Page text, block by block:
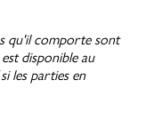
qu'il comporte sont
disponible au
les parties en